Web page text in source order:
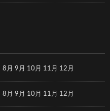
8月 9月 10月 11月 12月
8月 9月 10月 11月 12月